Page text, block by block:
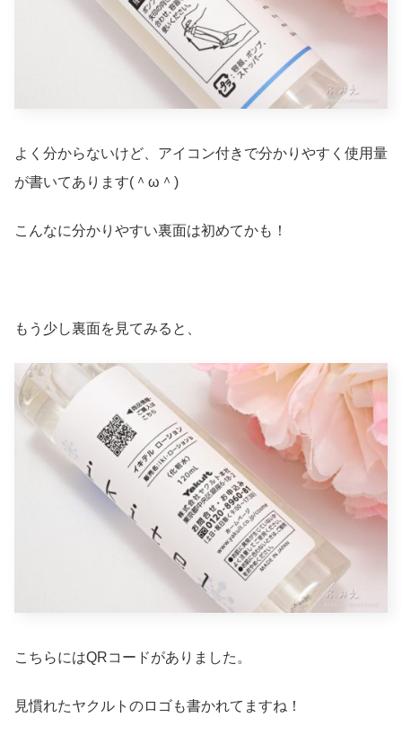
よく分からないけど、アイコン付きで分かりやすく使用量
が書いてあります(＾ω＾)
こんなに分かりやすい裏面は初めてかも！
もう少し裏面を見てみると、
こちらにはQRコードがありました。
見慣れたヤクルトのロゴも書かれてますね！